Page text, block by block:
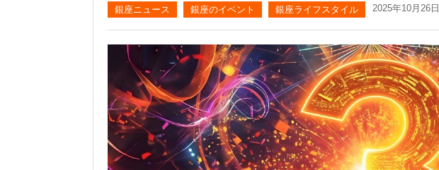
銀座ニュース 銀座のイベント 銀座ライフスタイル 2025年10月26日